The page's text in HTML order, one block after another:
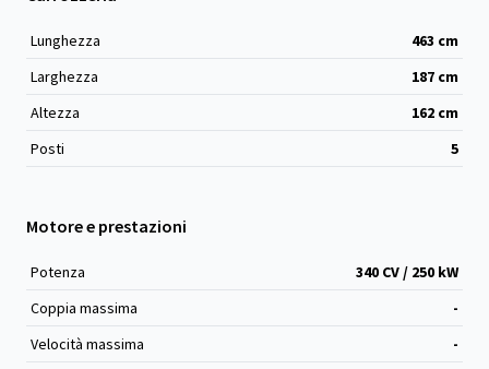
Lunghezza 463 cm
Larghezza
187 cm
Altezza
162 cm
Posti
5
Motore e prestazioni
Potenza
340 CV / 250 kW
Coppia massima
-
Velocità massima
-